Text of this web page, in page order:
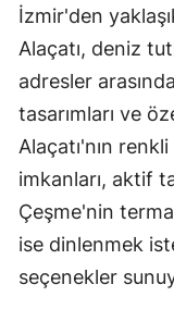
İzmir'den
Alaçatı, deniz
adresler
tasarımları ve
Alaçatı'nın
imkanları, aktif
Çeşme'nin
ise dinlenmek
seçenekler